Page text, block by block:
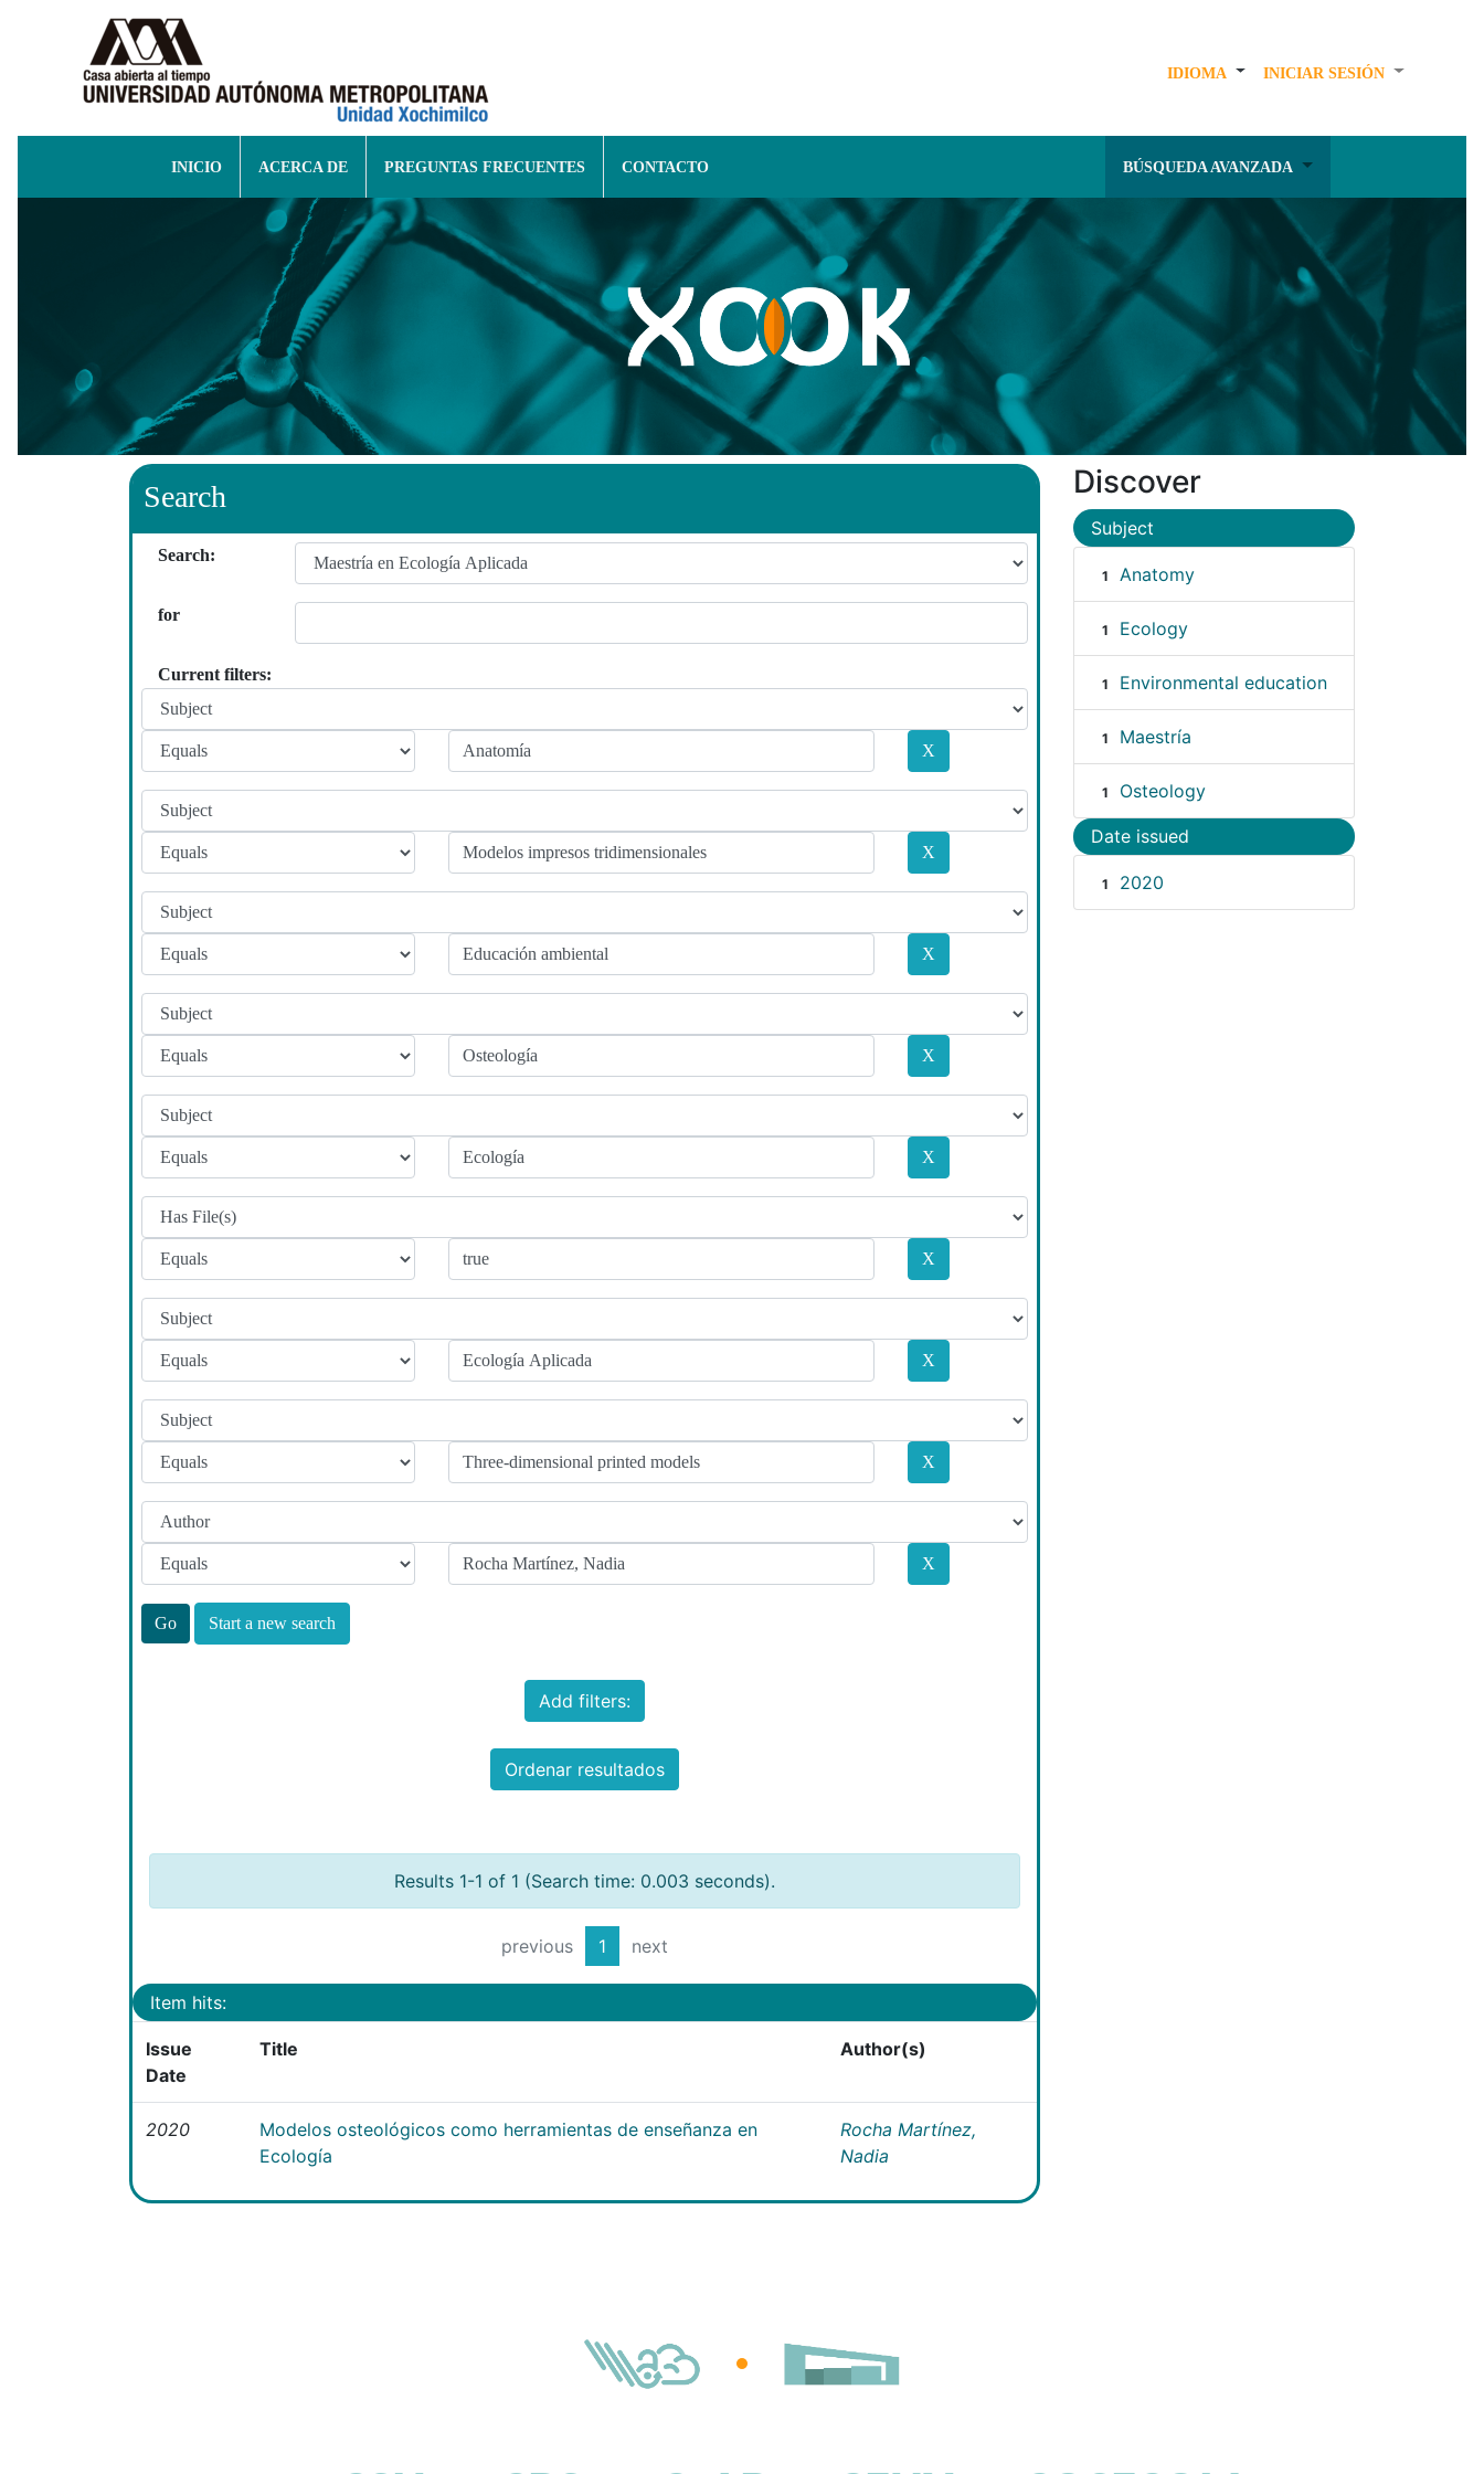
IDIOMA INICIAR SESIÓN
INICIO ACERCA DE PREGUNTAS FRECUENTES CONTACTO BÚSQUEDA AVANZADA
Search
Search:
for
Current filters:
Start a new search
Add filters:
Ordenar resultados
Results 1-1 of 1 (Search time: 0.003 seconds).
previous 1 next
Item hits:
Issue
Date
Title Author(s)
2020
Modelos osteológicos como herramientas de enseñanza en
Ecología
Rocha Martínez,
Nadia
Discover
Subject
1 Anatomy
1 Ecology
1 Environmental education
1 Maestría
1 Osteology
Date issued
1 2020